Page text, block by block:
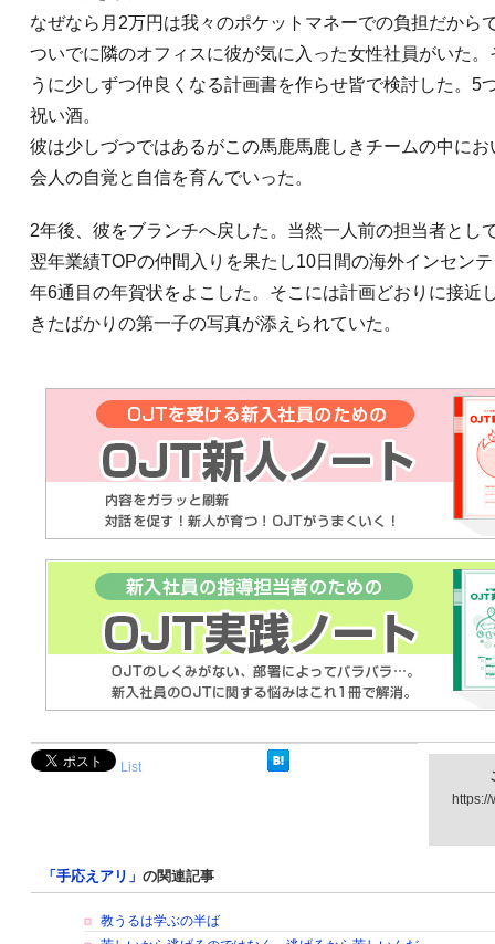
なぜなら月2万円は我々のポケットマネーでの負担だから
ついでに隣のオフィスに彼が気に入った女性社員がいた
うに少しずつ仲良くなる計画書を作らせ皆で検討した。5
祝い酒。
彼は少しづつではあるがこの馬鹿馬鹿しきチームの中に
会人の自覚と自信を育んでいった。
2年後、彼をブランチへ戻した。当然一人前の担当者とし
翌年業績TOPの仲間入りを果たし10日間の海外インセン
年6通目の年賀状をよこした。そこには計画どおりに接近
きたばかりの第一子の写真が添えられていた。
List
「手応えアリ」 の関連記事
教うるは学ぶの半ば